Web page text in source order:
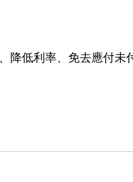
低利率、免去應付未